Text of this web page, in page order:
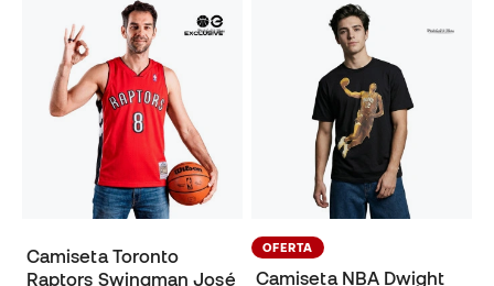
Camiseta Toronto
Raptors Swingman José
OFERTA
Camiseta NBA Dwight